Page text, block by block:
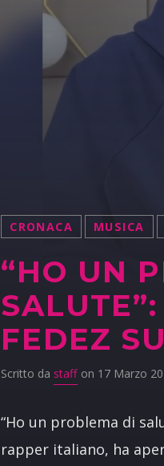
CRONACA MUSICA
“HO UN
FEDEZ
Scritto da staff on 17 Marzo
“Ho un problema di
rapper italiano, ha